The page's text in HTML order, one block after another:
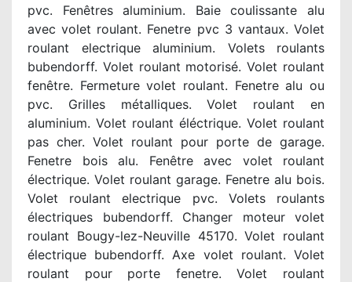
pvc. Fenêtres aluminium. Baie coulissante alu
avec volet roulant. Fenetre pvc 3 vantaux. Volet
roulant electrique aluminium. Volets roulants
bubendorff. Volet roulant motorisé. Volet roulant
fenêtre. Fermeture volet roulant. Fenetre alu ou
pvc. Grilles métalliques. Volet roulant en
aluminium. Volet roulant éléctrique. Volet roulant
pas cher. Volet roulant pour porte de garage.
Fenetre bois alu. Fenêtre avec volet roulant
électrique. Volet roulant garage. Fenetre alu bois.
Volet roulant electrique pvc. Volets roulants
électriques bubendorff. Changer moteur volet
roulant Bougy-lez-Neuville 45170. Volet roulant
électrique bubendorff. Axe volet roulant. Volet
roulant pour porte fenetre. Volet roulant